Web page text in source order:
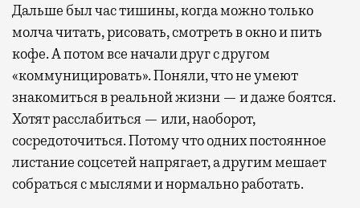
Дальше был час тишины, когда можно только
молча читать, рисовать, смотреть в окно и пить
кофе. А потом все начали друг с другом
«коммуницировать». Поняли, что не умеют
знакомиться в реальной жизни — и даже боятся.
Хотят расслабиться — или, наоборот,
сосредоточиться. Потому что одних постоянное
листание соцсетей напрягает, а другим мешает
собраться с мыслями и нормально работать.